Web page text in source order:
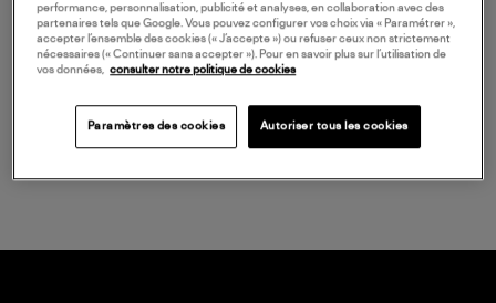
LIVRAISON GRATUITE
performance, personnalisation, publicité et analyses, en collaboration avec des
partenaires tels que Google. Vous pouvez configurer vos choix via « Paramétrer »,
accepter l’ensemble des cookies (« J’accepte ») ou refuser ceux non strictement
nécessaires (« Continuer sans accepter »). Pour en savoir plus sur l’utilisation de
vos données, consulter notre politique de cookies
Paramètres des cookies Autoriser tous les cookies